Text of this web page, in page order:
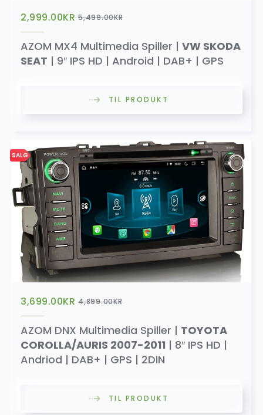
2,999.00KR 5,499.00KR
AZOM MX4 Multimedia Spiller | VW SKODA
SEAT | 9″ IPS HD | Android | DAB+ | GPS
TIL PRODUKT
SALG
3,699.00KR 4,899.00KR
AZOM DNX Multimedia Spiller | TOYOTA
COROLLA/AURIS 2007-2011 | 8″ IPS HD |
Andriod | DAB+ | GPS | 2DIN
TIL PRODUKT